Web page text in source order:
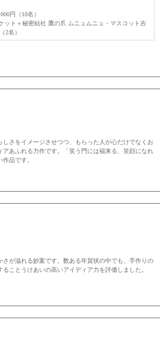
円（10名）
ト＋秘密結社 鷹の爪 ムニュムニュ・マスコット吉
2名）
しさをイメージさせつつ、もらった人が心だけでなくお
あふれる力作です。「笑う門には福来る、笑顔になれ
品です。
さが溢れる妙案です。数ある年賀状の中でも、手作りの
ことうけあいの高いアイディア力を評価しました。